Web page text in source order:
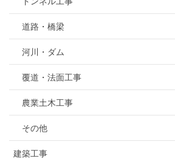
道路・橋梁
河川・ダム
覆道・法面工事
農業土木工事
その他
建築工事